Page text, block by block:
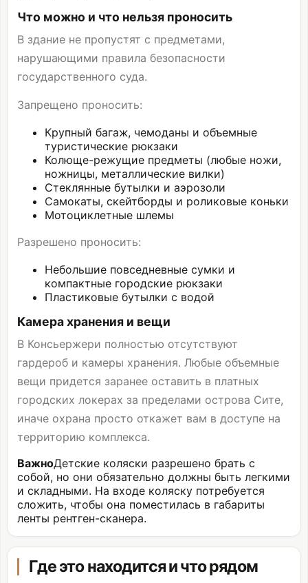
Что можно и что нельзя проносить
В здание не пропустят с предметами,
нарушающими правила безопасности
государственного суда.
Запрещено проносить:
Крупный багаж, чемоданы и объемные
туристические рюкзаки
Колюще-режущие предметы (любые ножи,
ножницы, металлические вилки)
Стеклянные бутылки и аэрозоли
Самокаты, скейтборды и роликовые коньки
Мотоциклетные шлемы
Разрешено проносить:
Небольшие повседневные сумки и
компактные городские рюкзаки
Пластиковые бутылки с водой
Камера хранения и вещи
В Консьержери полностью отсутствуют
гардероб и камеры хранения. Любые объемные
вещи придется заранее оставить в платных
городских локерах за пределами острова Сите,
иначе охрана просто откажет вам в доступе на
территорию комплекса.
ВажноДетские коляски разрешено брать с
собой, но они обязательно должны быть легкими
и складными. На входе коляску потребуется
сложить, чтобы она поместилась в габариты
ленты рентген-сканера.
Где это находится и что рядом